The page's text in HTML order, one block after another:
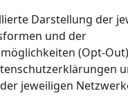
Darstellung der
und der
(Opt-
jeweiligen